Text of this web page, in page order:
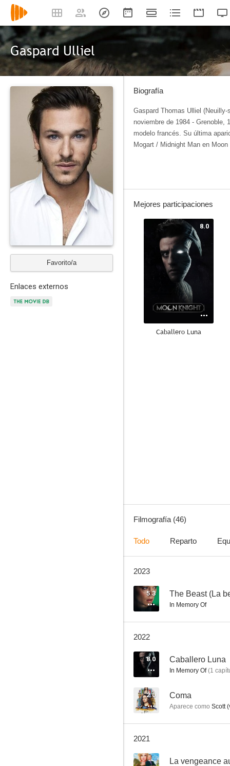
Gaspard Ulliel
Favorito/a
Enlaces externos
Biografía
Gaspard Thomas Ulliel
noviembre de 1984 - Grenoble,
modelo francés. Su última
Mogart / Midnight Man en
Mejores participaciones
8.0
Caballero Luna
Sólo el fin del mundo
7.0
6.5
Filmografía (46)
Todo Reparto
2023
5.3 The Beast (La
In Memory Of
2022
8.0 Caballero Luna
In Memory Of(1
2.0 Coma
Aparece como Scott
2021
-- La vengeance